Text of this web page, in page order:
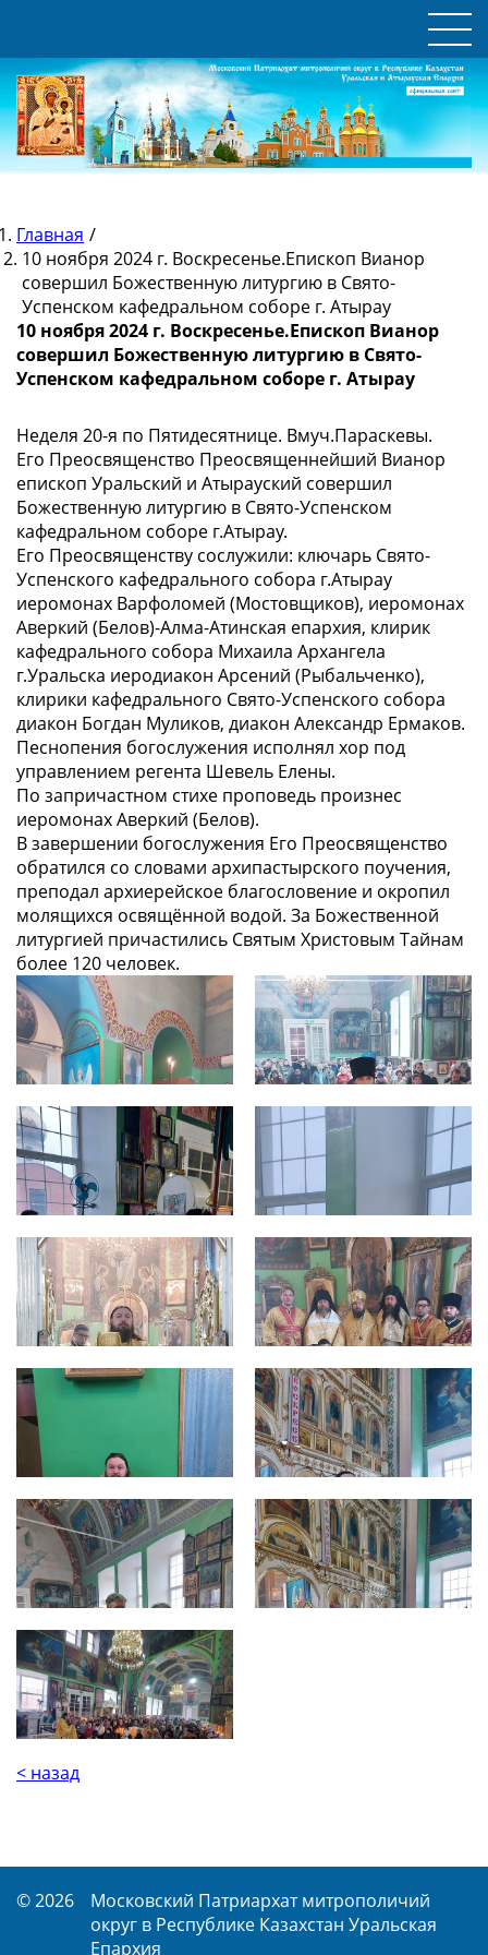
Главная /
10 ноября 2024 г. Воскресенье.Епископ Вианор
совершил Божественную литургию в Свято-
Успенском кафедральном соборе г. Атырау
10 ноября 2024 г. Воскресенье.Епископ Вианор
совершил Божественную литургию в Свято-
Успенском кафедральном соборе г. Атырау
Неделя 20-я по Пятидесятнице. Вмуч.Параскевы.
Его Преосвященство Преосвященнейший Вианор
епископ Уральский и Атырауский совершил
Божественную литургию в Свято-Успенском
кафедральном соборе г.Атырау.
Его Преосвященству сослужили: ключарь Свято-
Успенского кафедрального собора г.Атырау
иеромонах Варфоломей (Мостовщиков), иеромонах
Аверкий (Белов)-Алма-Атинская епархия, клирик
кафедрального собора Михаила Архангела
г.Уральска иеродиакон Арсений (Рыбальченко),
клирики кафедрального Свято-Успенского собора
диакон Богдан Муликов, диакон Александр Ермаков.
Песнопения богослужения исполнял хор под
управлением регента Шевель Елены.
По запричастном стихе проповедь произнес
иеромонах Аверкий (Белов).
В завершении богослужения Его Преосвященство
обратился со словами архипастырского поучения,
преподал архиерейское благословение и окропил
молящихся освящённой водой. За Божественной
литургией причастились Святым Христовым Тайнам
более 120 человек.
< назад
© 2026
Московский Патриархат митрополичий
округ в Республике Казахстан Уральская
Епархия